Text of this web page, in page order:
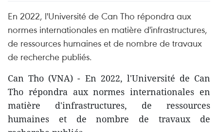
En 2022, l'Université de Can Tho répondra aux
normes internationales en matière d'infrastructures,
de ressources humaines et de nombre de travaux
de recherche publiés.
Can Tho (VNA) - En 2022, l'Université de Can
Tho répondra aux normes internationales en
matière d'infrastructures, de ressources
humaines et de nombre de travaux de